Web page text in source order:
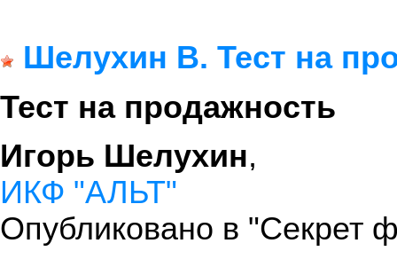
Шелухин B. Тест на
Тест на продажность
Игорь Шелухин,
ИКФ "АЛЬТ"
Опубликовано в "Секрет